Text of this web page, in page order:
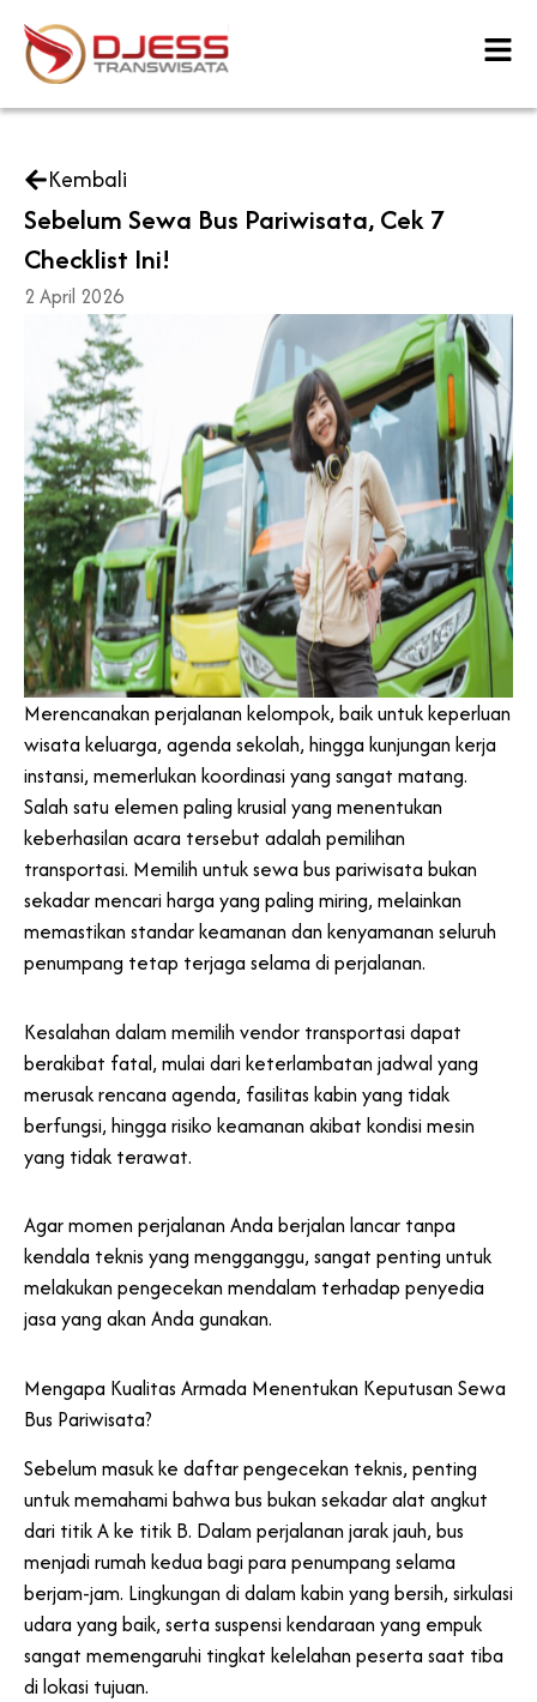
content
Kembali
Sebelum Sewa Bus Pariwisata, Cek 7
Checklist Ini!
2 April 2026
Merencanakan perjalanan kelompok, baik untuk keperluan
wisata keluarga, agenda sekolah, hingga kunjungan kerja
instansi, memerlukan koordinasi yang sangat matang.
Salah satu elemen paling krusial yang menentukan
keberhasilan acara tersebut adalah pemilihan
transportasi. Memilih untuk sewa bus pariwisata bukan
sekadar mencari harga yang paling miring, melainkan
memastikan standar keamanan dan kenyamanan seluruh
penumpang tetap terjaga selama di perjalanan.
Kesalahan dalam memilih vendor transportasi dapat
berakibat fatal, mulai dari keterlambatan jadwal yang
merusak rencana agenda, fasilitas kabin yang tidak
berfungsi, hingga risiko keamanan akibat kondisi mesin
yang tidak terawat.
Agar momen perjalanan Anda berjalan lancar tanpa
kendala teknis yang mengganggu, sangat penting untuk
melakukan pengecekan mendalam terhadap penyedia
jasa yang akan Anda gunakan.
Mengapa Kualitas Armada Menentukan Keputusan Sewa
Bus Pariwisata?
Sebelum masuk ke daftar pengecekan teknis, penting
untuk memahami bahwa bus bukan sekadar alat angkut
dari titik A ke titik B. Dalam perjalanan jarak jauh, bus
menjadi rumah kedua bagi para penumpang selama
berjam-jam. Lingkungan di dalam kabin yang bersih, sirkulasi
udara yang baik, serta suspensi kendaraan yang empuk
sangat memengaruhi tingkat kelelahan peserta saat tiba
di lokasi tujuan.